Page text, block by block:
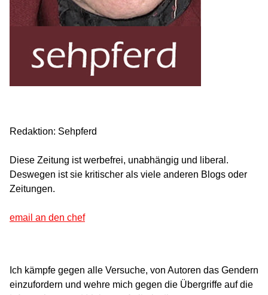
Redaktion: Sehpferd
Diese Zeitung ist werbefrei, unabhängig und liberal.
Deswegen ist sie kritischer als viele anderen Blogs oder
Zeitungen.
email an den chef
Ich kämpfe gegen alle Versuche, von Autoren das Gendern
einzufordern und wehre mich gegen die Übergriffe auf die